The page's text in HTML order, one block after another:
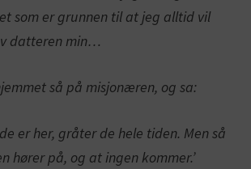
som er grunnen til at jeg alltid vil
datteren min…
så på misjonæren, og sa:
er her, gråter de hele tiden. Men så
hører på, og at ingen kommer.’